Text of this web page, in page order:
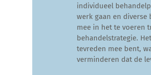
individueel
werk gaan en
mee in het te voeren
behandelstrategie.
tevreden mee bent,
verminderen dat de